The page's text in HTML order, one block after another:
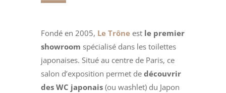
Fondé en 2005, Le Trôneest le premier
showroom spécialisé dans les toilettes
japonaises. Situé au centre de Paris, ce
salon d’exposition permet de découvrir
des WC japonais(ou washlet) du Japon